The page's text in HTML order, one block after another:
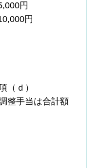
円
円
（ｄ）
整手当は合計額